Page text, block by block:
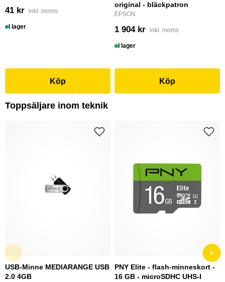
41 kr inkl. moms
I lager
Köp
original - bläckpatron
EPSON
1 904 kr inkl. moms
I lager
Köp
Toppsäljare inom teknik
USB-Minne MEDIARANGE USB
2.0 4GB
PNY Elite - flash-minneskort -
16 GB - microSDHC UHS-I